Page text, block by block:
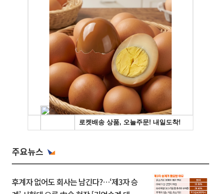
주요뉴스
후계자 없어도 회사는 남긴다?…‘제3자 승